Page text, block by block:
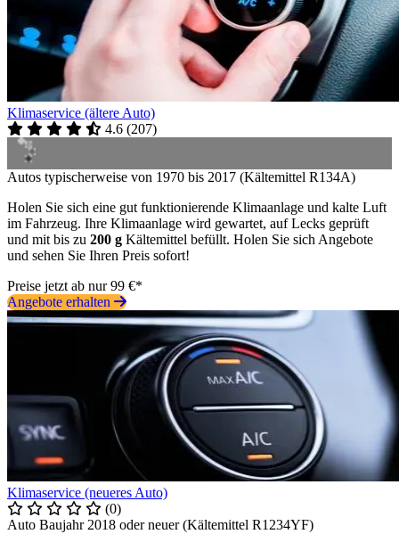
Klimaservice (ältere Auto)
4.6 (207)
Autos typischerweise von 1970 bis 2017 (Kältemittel R134A)
Holen Sie sich eine gut funktionierende Klimaanlage und kalte Luft
im Fahrzeug. Ihre Klimaanlage wird gewartet, auf Lecks geprüft
und mit bis zu 200 g Kältemittel befüllt. Holen Sie sich Angebote
und sehen Sie Ihren Preis sofort!
Preise jetzt ab nur 99 €*
Angebote erhalten
Klimaservice (neueres Auto)
(0)
Auto Baujahr 2018 oder neuer (Kältemittel R1234YF)